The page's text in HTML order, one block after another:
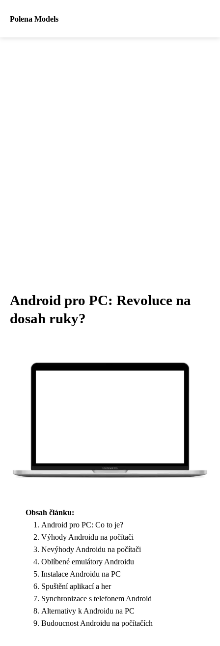
Polena Models
Android pro PC: Revoluce na
dosah ruky?
Obsah článku:
Android pro PC: Co to je?
Výhody Androidu na počítači
Nevýhody Androidu na počítači
Oblíbené emulátory Androidu
Instalace Androidu na PC
Spuštění aplikací a her
Synchronizace s telefonem Android
Alternativy k Androidu na PC
Budoucnost Androidu na počítačích